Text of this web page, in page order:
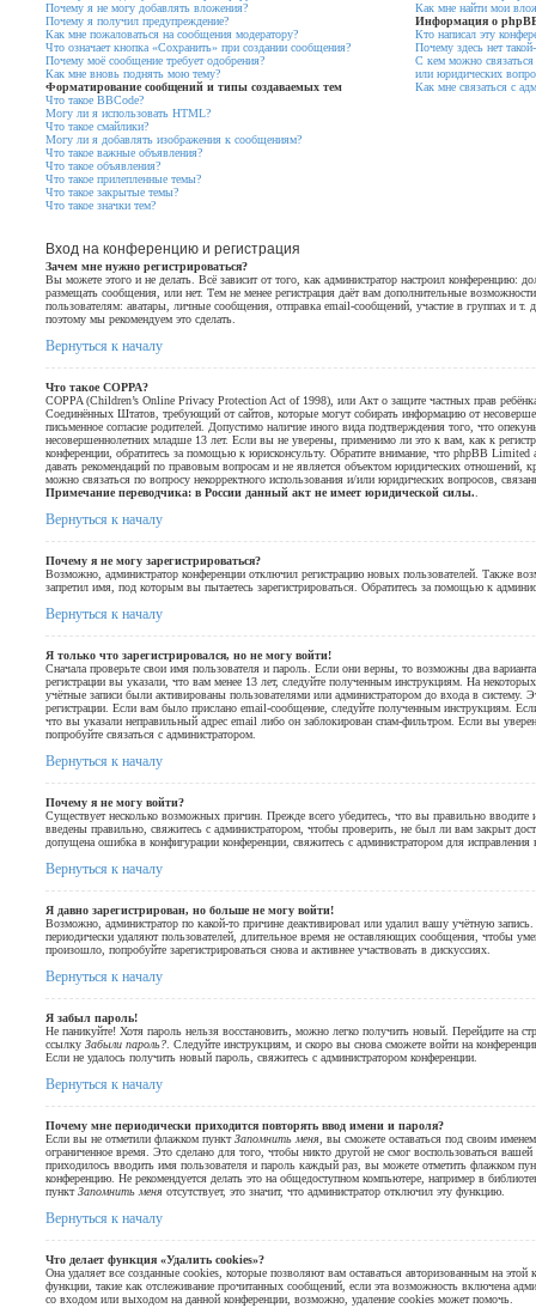
Почему я не могу добавлять вложения?
Почему я получил предупреждение?
Как мне пожаловаться на сообщения модератору?
Что означает кнопка «Сохранить» при создании сообщения?
Почему моё сообщение требует одобрения?
Как мне вновь поднять мою тему?
Форматирование сообщений и типы создаваемых тем
Что такое BBCode?
Могу ли я использовать HTML?
Что такое смайлики?
Могу ли я добавлять изображения к сообщениям?
Что такое важные объявления?
Что такое объявления?
Что такое прилепленные темы?
Что такое закрытые темы?
Что такое значки тем?
Как мне найти мои
Информация о
Кто написал эту
Почему здесь нет
С кем можно связаться
или юридических
Как мне связаться с
Вход на конференцию и регистрация
Зачем мне нужно регистрироваться?
Вы можете этого и не делать. Всё зависит от того, как администратор настроил конференцию:
размещать сообщения, или нет. Тем не менее регистрация даёт вам дополнительные
пользователям: аватары, личные сообщения, отправка email-сообщений, участие в группах и т.
поэтому мы рекомендуем это сделать.
Вернуться к началу
Что такое COPPA?
COPPA (Children’s Online Privacy Protection Act of 1998), или Акт о защите частных прав
Соединённых Штатов, требующий от сайтов, которые могут собирать информацию от
письменное согласие родителей. Допустимо наличие иного вида подтверждения того, что
несовершеннолетних младше 13 лет. Если вы не уверены, применимо ли это к вам, как к
конференции, обратитесь за помощью к юрисконсульту. Обратите внимание, что phpBB Limited
давать рекомендаций по правовым вопросам и не является объектом юридических отношений,
можно связаться по вопросу некорректного использования и/или юридических вопросов,
Примечание переводчика: в России данный акт не имеет юридической силы..
Вернуться к началу
Почему я не могу зарегистрироваться?
Возможно, администратор конференции отключил регистрацию новых пользователей. Также
запретил имя, под которым вы пытаетесь зарегистрироваться. Обратитесь за помощью к
Вернуться к началу
Я только что зарегистрировался, но не могу войти!
Сначала проверьте свои имя пользователя и пароль. Если они верны, то возможны два
регистрации вы указали, что вам менее 13 лет, следуйте полученным инструкциям. На
учётные записи были активированы пользователями или администратором до входа в систему.
регистрации. Если вам было прислано email-сообщение, следуйте полученным инструкциям.
что вы указали неправильный адрес email либо он заблокирован спам-фильтром. Если вы
попробуйте связаться с администратором.
Вернуться к началу
Почему я не могу войти?
Существует несколько возможных причин. Прежде всего убедитесь, что вы правильно вводите
введены правильно, свяжитесь с администратором, чтобы проверить, не был ли вам закрыт
допущена ошибка в конфигурации конференции, свяжитесь с администратором для исправления
Вернуться к началу
Я давно зарегистрирован, но больше не могу войти!
Возможно, администратор по какой-то причине деактивировал или удалил вашу учётную
периодически удаляют пользователей, длительное время не оставляющих сообщения, чтобы
произошло, попробуйте зарегистрироваться снова и активнее участвовать в дискуссиях.
Вернуться к началу
Я забыл пароль!
Не паникуйте! Хотя пароль нельзя восстановить, можно легко получить новый. Перейдите на
ссылку Забыли пароль?. Следуйте инструкциям, и скоро вы снова сможете войти на
Если не удалось получить новый пароль, свяжитесь с администратором конференции.
Вернуться к началу
Почему мне периодически приходится повторять ввод имени и пароля?
Если вы не отметили флажком пунктЗапомнить меня, вы сможете оставаться под своим
ограниченное время. Это сделано для того, чтобы никто другой не смог воспользоваться
приходилось вводить имя пользователя и пароль каждый раз, вы можете отметить флажком
конференцию. Не рекомендуется делать это на общедоступном компьютере, например в
пунктЗапомнить меня отсутствует, это значит, что администратор отключил эту функцию.
Вернуться к началу
Что делает функция «Удалить cookies»?
Она удаляет все созданные cookies, которые позволяют вам оставаться авторизованным на
функции, такие как отслеживание прочитанных сообщений, если эта возможность включена
со входом или выходом на данной конференции, возможно, удаление cookies может помочь.